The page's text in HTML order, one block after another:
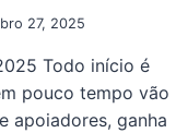
27, 2025
Todo início é
pouco tempo vão
apoiadores, ganha